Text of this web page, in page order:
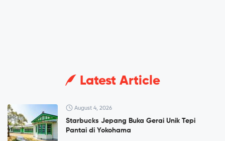
Latest Article
August 4, 2026
Starbucks Jepang Buka Gerai Unik Tepi
Pantai di Yokohama